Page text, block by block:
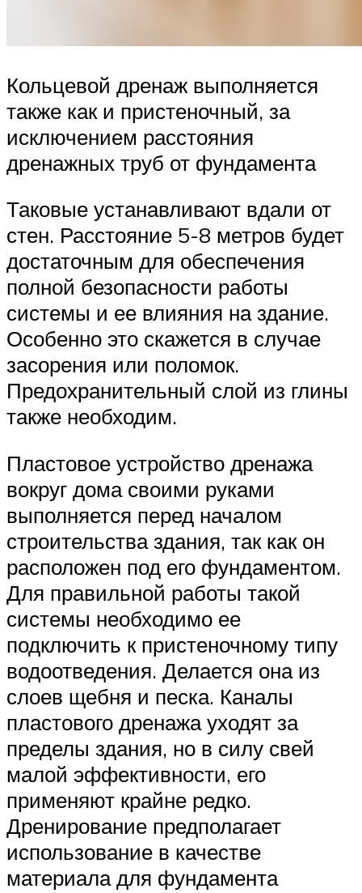
Кольцевой дренаж выполняется
также как и пристеночный, за
исключением расстояния
дренажных труб от фундамента
Таковые устанавливают вдали от
стен. Расстояние 5-8 метров будет
достаточным для обеспечения
полной безопасности работы
системы и ее влияния на здание.
Особенно это скажется в случае
засорения или поломок.
Предохранительный слой из глины
также необходим.
Пластовое устройство дренажа
вокруг дома своими руками
выполняется перед началом
строительства здания, так как он
расположен под его фундаментом.
Для правильной работы такой
системы необходимо ее
подключить к пристеночному типу
водоотведения. Делается она из
слоев щебня и песка. Каналы
пластового дренажа уходят за
пределы здания, но в силу свей
малой эффективности, его
применяют крайне редко.
Дренирование предполагает
использование в качестве
материала для фундамента